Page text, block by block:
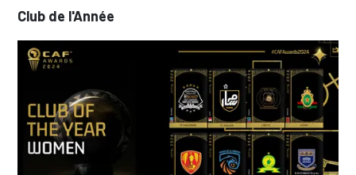
Club de l'Année